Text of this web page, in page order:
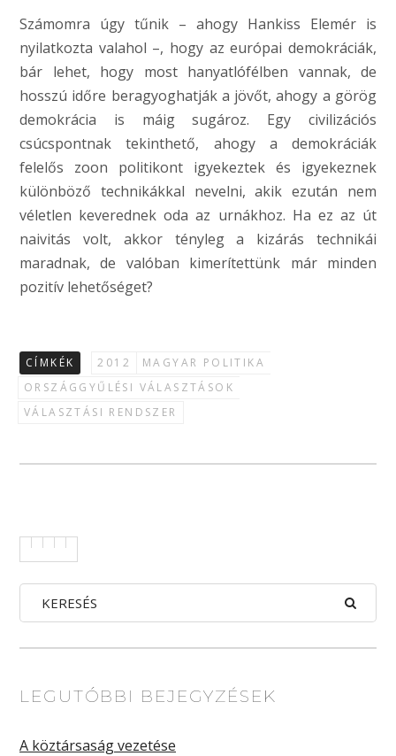
Számomra úgy tűnik – ahogy Hankiss Elemér is
nyilatkozta valahol –, hogy az európai demokráciák,
bár lehet, hogy most hanyatlófélben vannak, de
hosszú időre beragyoghatják a jövőt, ahogy a görög
demokrácia is máig sugároz. Egy civilizációs
csúcspontnak tekinthető, ahogy a demokráciák
felelős zoon politikont igyekeztek és igyekeznek
különböző technikákkal nevelni, akik ezután nem
véletlen keverednek oda az urnákhoz. Ha ez az út
naivitás volt, akkor tényleg a kizárás technikái
maradnak, de valóban kimerítettünk már minden
pozitív lehetőséget?
CÍMKÉK 2012
MAGYAR POLITIKA
ORSZÁGGYŰLÉSI VÁLASZTÁSOK
VÁLASZTÁSI RENDSZER
LEGUTÓBBI BEJEGYZÉSEK
A köztársaság vezetése